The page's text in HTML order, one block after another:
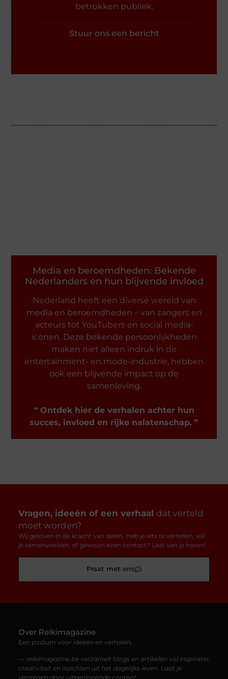
betrokken publiek.
Stuur ons een bericht
Media en beroemdheden: Bekende
Nederlanders en hun blijvende invloed
Nederland heeft een diverse wereld van
media en beroemdheden – van zangers en
acteurs tot YouTubers en social media-
iconen. Deze bekende persoonlijkheden
maken niet alleen indruk in de
entertainment- en mode-industrie, hebben
ook een blijvende impact op de
samenleving.
❝ Ontdek hier de verhalen achter hun
succes, invloed en rijke nalatenschap. ❞
Vragen, ideeën of een verhaal dat verteld
moet worden?
Wij geloven in de kracht van delen. Heb je iets te vertellen, wil
je samenwerken, of gewoon even contact? Laat van je horen!
Praat met ons
Over Reikimagazine
Een podium voor ideeën en verhalen.
— reikimagazine.be verzamelt blogs en artikelen vol inspiratie,
creativiteit en inzichten uit het dagelijks leven. Laat je
verrassen door uiteenlopende content.